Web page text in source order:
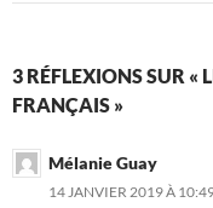
3 RÉFLEXIONS SUR «
FRANÇAIS »
Mélanie Guay
14 JANVIER 2019 À